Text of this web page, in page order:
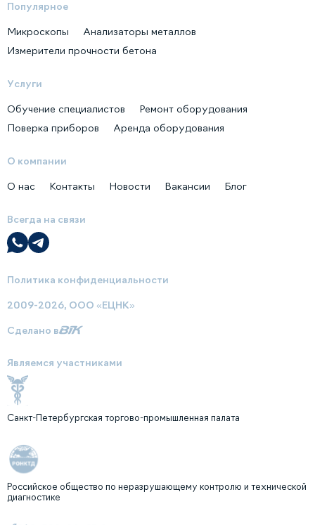
Популярное
Микроскопы
Анализаторы металлов
Измерители прочности бетона
Услуги
Обучение специалистов
Ремонт оборудования
Поверка приборов
Аренда оборудования
О компании
О нас Контакты Новости Вакансии Блог
Всегда на связи
Политика конфиденциальности
2009-2026, ООО «ЕЦНК»
Сделано в
Являемся участниками
Санкт-Петербургская торгово-промышленная палата
Российское общество по неразрушающему контролю и технической
диагностике